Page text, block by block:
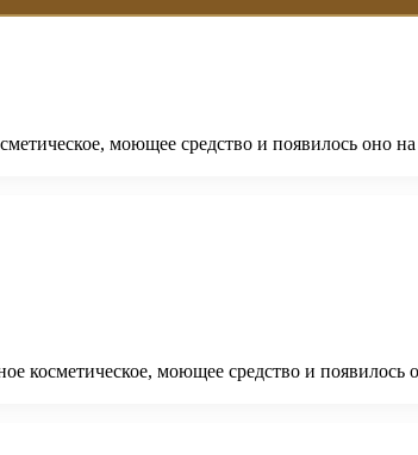
моющее средство и появилось оно
косметическое, моющее средство и появилось